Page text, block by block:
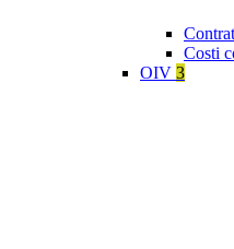
Costi
OIV 3